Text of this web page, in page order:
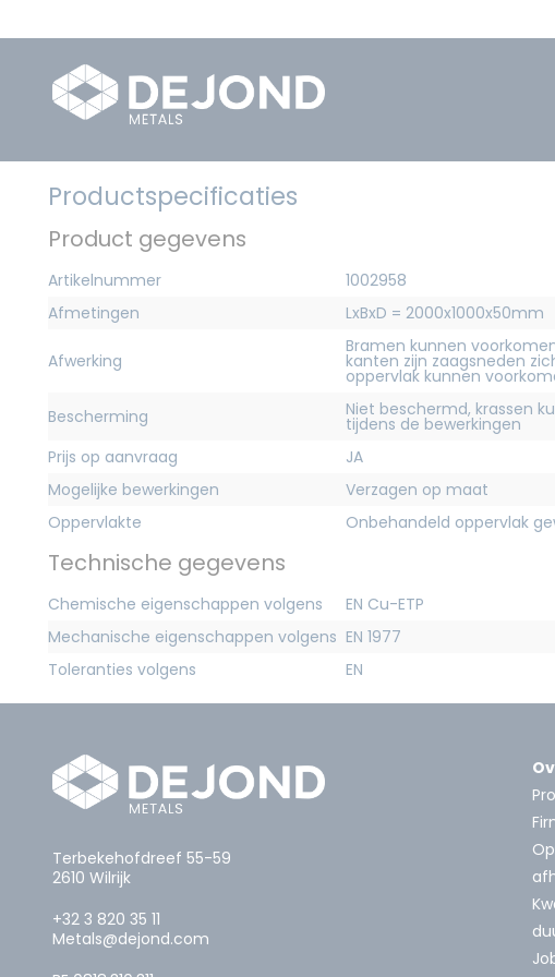
Productspecificaties
Product gegevens
Artikelnummer
1002958
Afmetingen
LxBxD = 2000x1000x50mm
Afwerking
Bramen kunnen
kanten zijn zaagsneden
oppervlak kunnen
Bescherming
Niet beschermd, krassen
tijdens de bewerkingen
Prijs op aanvraag
JA
Mogelijke bewerkingen
Verzagen op maat
Oppervlakte
Onbehandeld oppervlak
Technische gegevens
Chemische eigenschappen volgens
EN Cu-ETP
Mechanische eigenschappen volgens EN 1977
Toleranties volgens
EN
Terbekehofdreef 55-59
2610 Wilrijk
+32 3 820 35 11
Metals@dejond.com